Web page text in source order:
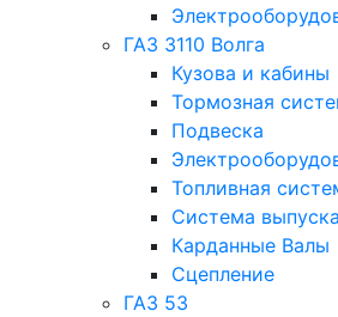
ГАЗ 3110 Волга
Кузова и кабины
Тормозная
Подвеска
Топливная
Система
Карданные Валы
Сцепление
ГАЗ 53